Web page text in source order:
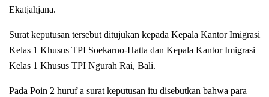
Ekatjahjana.
Surat keputusan tersebut ditujukan kepada Kepala Kantor Imigrasi
Kelas 1 Khusus TPI Soekarno-Hatta dan Kepala Kantor Imigrasi
Kelas 1 Khusus TPI Ngurah Rai, Bali.
Pada Poin 2 huruf a surat keputusan itu disebutkan bahwa para